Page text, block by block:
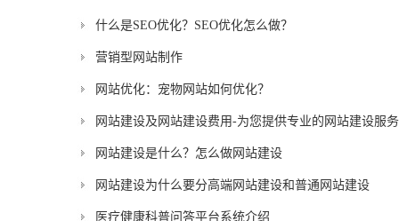
什么是SEO优化？SEO优化怎么做？
营销型网站制作
网站优化：宠物网站如何优化？
网站建设及网站建设费用-为您提供专业的网站建设服务
网站建设是什么？怎么做网站建设
网站建设为什么要分高端网站建设和普通网站建设
医疗健康科普问答平台系统介绍